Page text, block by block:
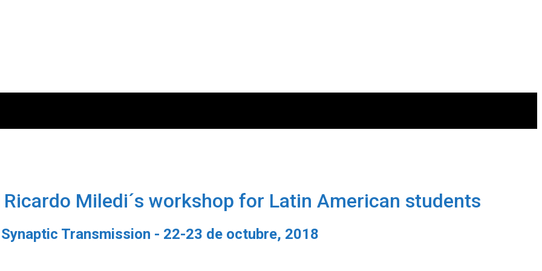
Miledi´s workshop for Latin American students
Transmission - 22-23 de octubre, 2018